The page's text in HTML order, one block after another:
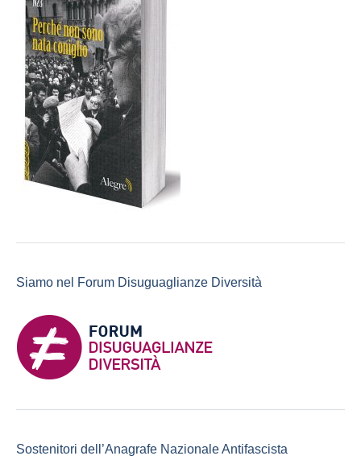
Siamo nel Forum Disuguaglianze Diversità
Sostenitori dell’Anagrafe Nazionale Antifascista